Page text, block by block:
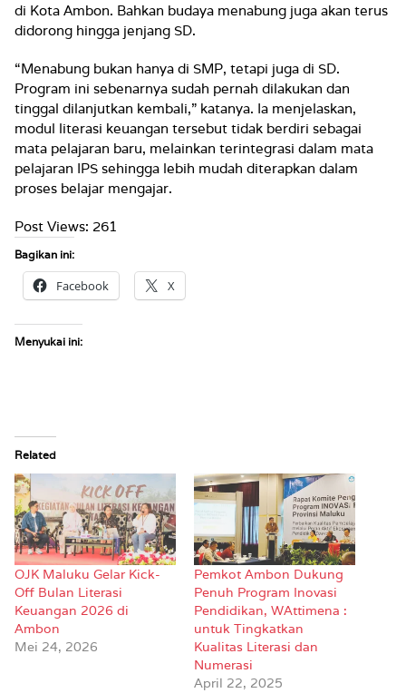
di Kota Ambon. Bahkan budaya menabung juga akan terus
didorong hingga jenjang SD.
“Menabung bukan hanya di SMP, tetapi juga di SD.
Program ini sebenarnya sudah pernah dilakukan dan
tinggal dilanjutkan kembali,” katanya. Ia menjelaskan,
modul literasi keuangan tersebut tidak berdiri sebagai
mata pelajaran baru, melainkan terintegrasi dalam mata
pelajaran IPS sehingga lebih mudah diterapkan dalam
proses belajar mengajar.
Post Views: 261
Bagikan ini:
Facebook X
Menyukai ini:
Related
OJK Maluku Gelar Kick-
Off Bulan Literasi
Keuangan 2026 di
Ambon
Mei 24, 2026
Pemkot Ambon Dukung
Penuh Program Inovasi
Pendidikan, WAttimena :
untuk Tingkatkan
Kualitas Literasi dan
Numerasi
April 22, 2025